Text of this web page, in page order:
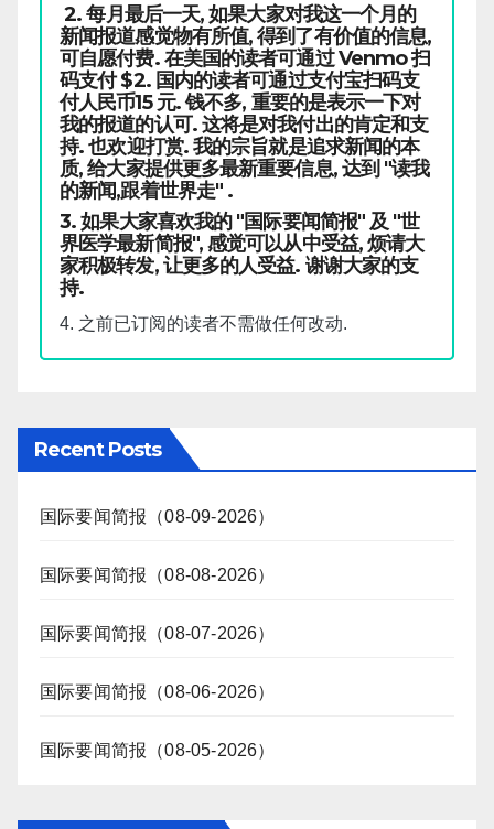
2. 每月最后一天, 如果大家对我这一个月的
新闻报道感觉物有所值, 得到了有价值的信息,
可自愿付费. 在美国的读者可通过 Venmo 扫
码支付 $2. 国内的读者可通过支付宝扫码支
付人民币15 元. 钱不多, 重要的是表示一下对
我的报道的认可. 这将是对我付出的肯定和支
持. 也欢迎打赏. 我的宗旨就是追求新闻的本
质, 给大家提供更多最新重要信息, 达到 "读我
的新闻,跟着世界走" .
3. 如果大家喜欢我的 "国际要闻简报" 及 "世
界医学最新简报", 感觉可以从中受益, 烦请大
家积极转发, 让更多的人受益. 谢谢大家的支
持.
4. 之前已订阅的读者不需做任何改动.
Recent Posts
国际要闻简报（08-09-2026）
国际要闻简报（08-08-2026）
国际要闻简报（08-07-2026）
国际要闻简报（08-06-2026）
国际要闻简报（08-05-2026）